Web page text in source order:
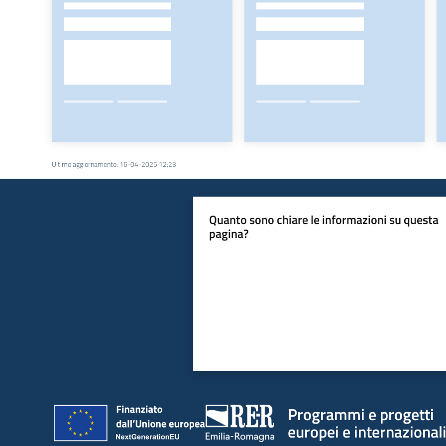
- -
Ultimo aggiornamento: 16-04-2025 12:23
Quanto sono chiare le informazioni su questa
pagina?
Programmi e progetti
europei e